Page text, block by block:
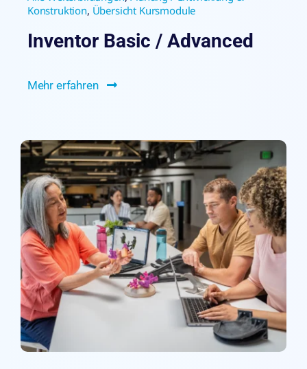
Konstruktion, Übersicht Kursmodule
Inventor Basic / Advanced
Mehr erfahren